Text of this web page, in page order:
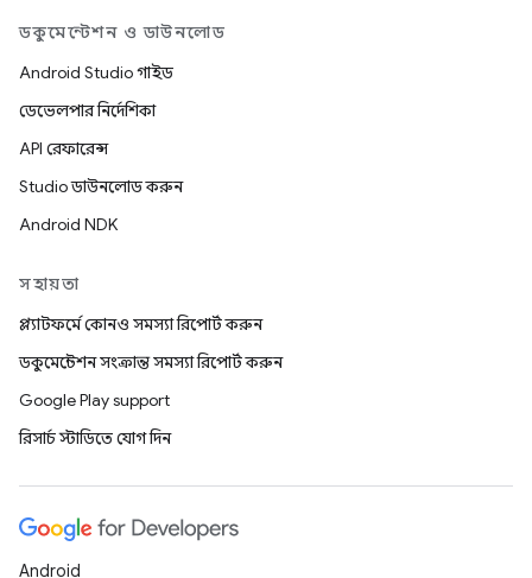
ডকুমেন্টেশন ও ডাউনলোড
Android Studio গাইড
ডেভেলপার নির্দেশিকা
API রেফারেন্স
Studio ডাউনলোড করুন
Android NDK
সহায়তা
প্ল্যাটফর্মে কোনও সমস্যা রিপোর্ট করুন
ডকুমেন্টেশন সংক্রান্ত সমস্যা রিপোর্ট করুন
Google Play support
রিসার্চ স্টাডিতে যোগ দিন
Android